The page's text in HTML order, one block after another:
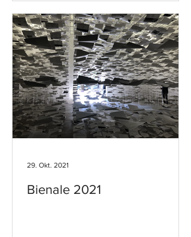
Bienale 2021
29. Okt. 2021